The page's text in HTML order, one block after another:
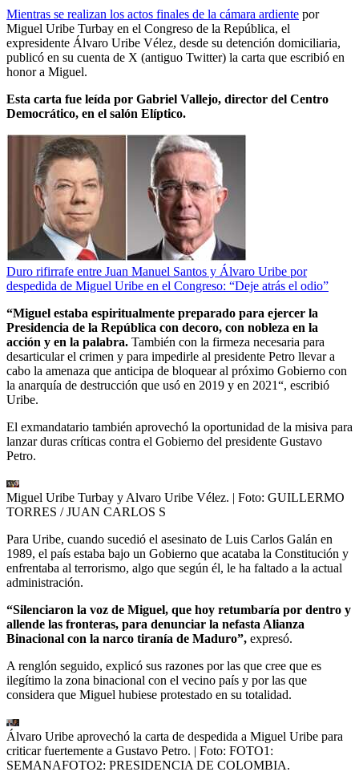
Mientras se realizan los actos finales de la cámara ardiente por
Miguel Uribe Turbay en el Congreso de la República, el
expresidente Álvaro Uribe Vélez, desde su detención domiciliaria,
publicó en su cuenta de X (antiguo Twitter) la carta que escribió en
honor a Miguel.
Esta carta fue leída por Gabriel Vallejo, director del Centro
Democrático, en el salón Elíptico.
Duro rifirrafe entre Juan Manuel Santos y Álvaro Uribe por
despedida de Miguel Uribe en el Congreso: “Deje atrás el odio”
“Miguel estaba espiritualmente preparado para ejercer la
Presidencia de la República con decoro, con nobleza en la
acción y en la palabra. También con la firmeza necesaria para
desarticular el crimen y para impedirle al presidente Petro llevar a
cabo la amenaza que anticipa de bloquear al próximo Gobierno con
la anarquía de destrucción que usó en 2019 y en 2021“, escribió
Uribe.
El exmandatario también aprovechó la oportunidad de la misiva para
lanzar duras críticas contra el Gobierno del presidente Gustavo
Petro.
Miguel Uribe Turbay y Alvaro Uribe Vélez. | Foto: GUILLERMO
TORRES / JUAN CARLOS S
Para Uribe, cuando sucedió el asesinato de Luis Carlos Galán en
1989, el país estaba bajo un Gobierno que acataba la Constitución y
enfrentaba al terrorismo, algo que según él, le ha faltado a la actual
administración.
“Silenciaron la voz de Miguel, que hoy retumbaría por dentro y
allende las fronteras, para denunciar la nefasta Alianza
Binacional con la narco tiranía de Maduro”, expresó.
A renglón seguido, explicó sus razones por las que cree que es
ilegítimo la zona binacional con el vecino país y por las que
considera que Miguel hubiese protestado en su totalidad.
Álvaro Uribe aprovechó la carta de despedida a Miguel Uribe para
criticar fuertemente a Gustavo Petro. | Foto: FOTO1:
SEMANAFOTO2: PRESIDENCIA DE COLOMBIA.